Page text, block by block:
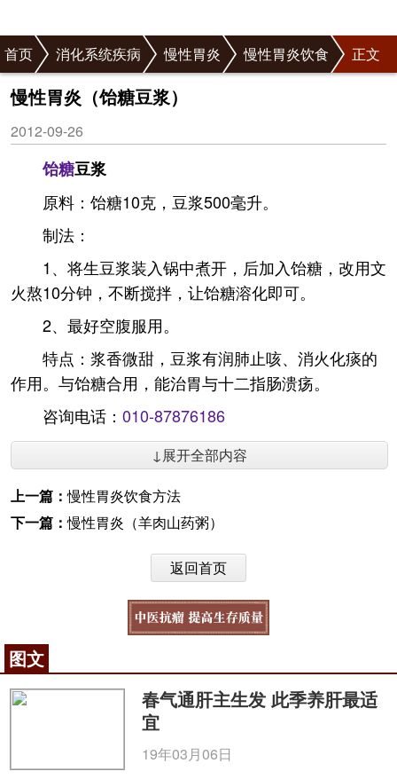
首页 消化系统疾病 慢性胃炎 慢性胃炎饮食 正文
慢性胃炎（饴糖豆浆）
2012-09-26
饴糖豆浆
原料：饴糖10克，豆浆500毫升。
制法：
1、将生豆浆装入锅中煮开，后加入饴糖，改用文
火熬10分钟，不断搅拌，让饴糖溶化即可。
2、最好空腹服用。
特点：浆香微甜，豆浆有润肺止咳、消火化痰的
作用。与饴糖合用，能治胃与十二指肠溃疡。
咨询电话： 010-87876186
↓展开全部内容
上一篇：慢性胃炎饮食方法
下一篇：慢性胃炎（羊肉山药粥）
返回首页
图文
春气通肝主生发 此季养肝最适
宜
19年03月06日